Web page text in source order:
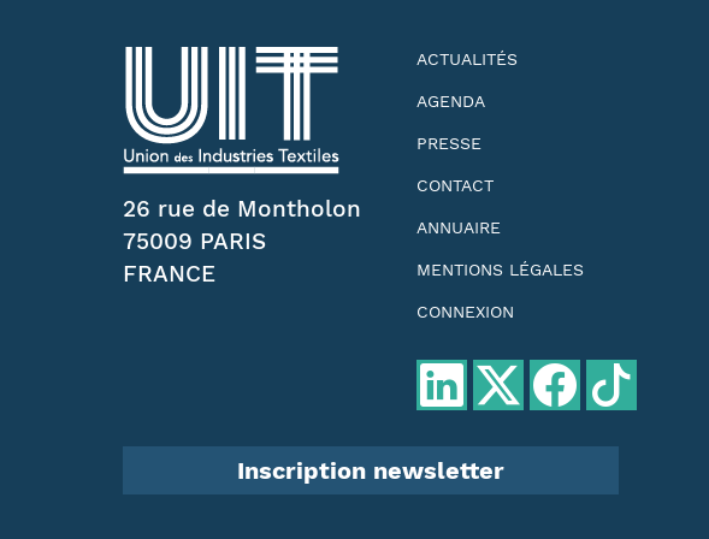
26 rue de Montholon
75009 PARIS
FRANCE
ACTUALITÉS
AGENDA
PRESSE
CONTACT
ANNUAIRE
MENTIONS LÉGALES
CONNEXION
Inscription newsletter